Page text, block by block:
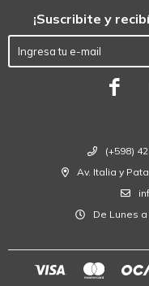
(+598)
Av. Italia y
De Lunes
¡Suscribite y
